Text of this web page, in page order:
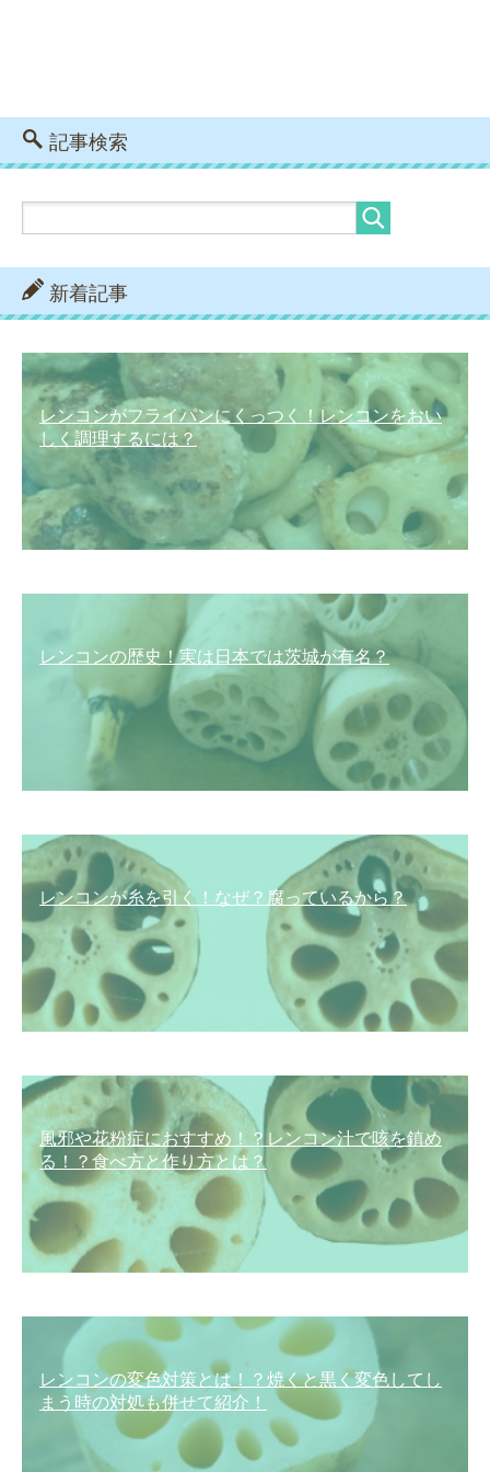
記事検索
新着記事
レンコンがフライパンにくっつく！レンコンをおい
しく調理するには？
レンコンの歴史！実は日本では茨城が有名？
レンコンが糸を引く！なぜ？腐っているから？
風邪や花粉症におすすめ！？レンコン汁で咳を鎮め
る！？食べ方と作り方とは？
レンコンの変色対策とは！？焼くと黒く変色してし
まう時の対処も併せて紹介！